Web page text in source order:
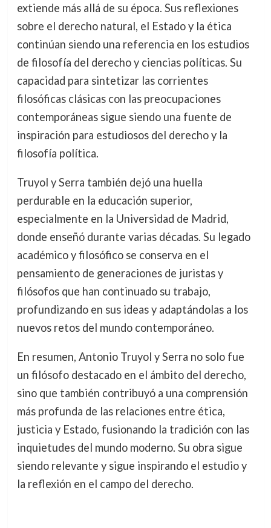
extiende más allá de su época. Sus reflexiones
sobre el derecho natural, el Estado y la ética
continúan siendo una referencia en los estudios
de filosofía del derecho y ciencias políticas. Su
capacidad para sintetizar las corrientes
filosóficas clásicas con las preocupaciones
contemporáneas sigue siendo una fuente de
inspiración para estudiosos del derecho y la
filosofía política.
Truyol y Serra también dejó una huella
perdurable en la educación superior,
especialmente en la Universidad de Madrid,
donde enseñó durante varias décadas. Su legado
académico y filosófico se conserva en el
pensamiento de generaciones de juristas y
filósofos que han continuado su trabajo,
profundizando en sus ideas y adaptándolas a los
nuevos retos del mundo contemporáneo.
En resumen, Antonio Truyol y Serra no solo fue
un filósofo destacado en el ámbito del derecho,
sino que también contribuyó a una comprensión
más profunda de las relaciones entre ética,
justicia y Estado, fusionando la tradición con las
inquietudes del mundo moderno. Su obra sigue
siendo relevante y sigue inspirando el estudio y
la reflexión en el campo del derecho.